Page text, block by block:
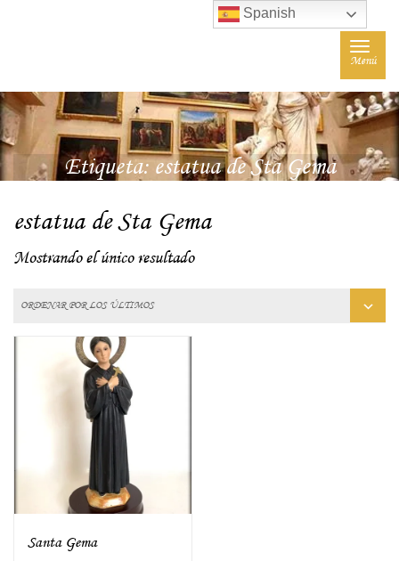
Toggle
Menú
Etiqueta:estatua de Sta Gema
estatua de Sta Gema
Mostrando el único resultado
Santa Gema
Spanish